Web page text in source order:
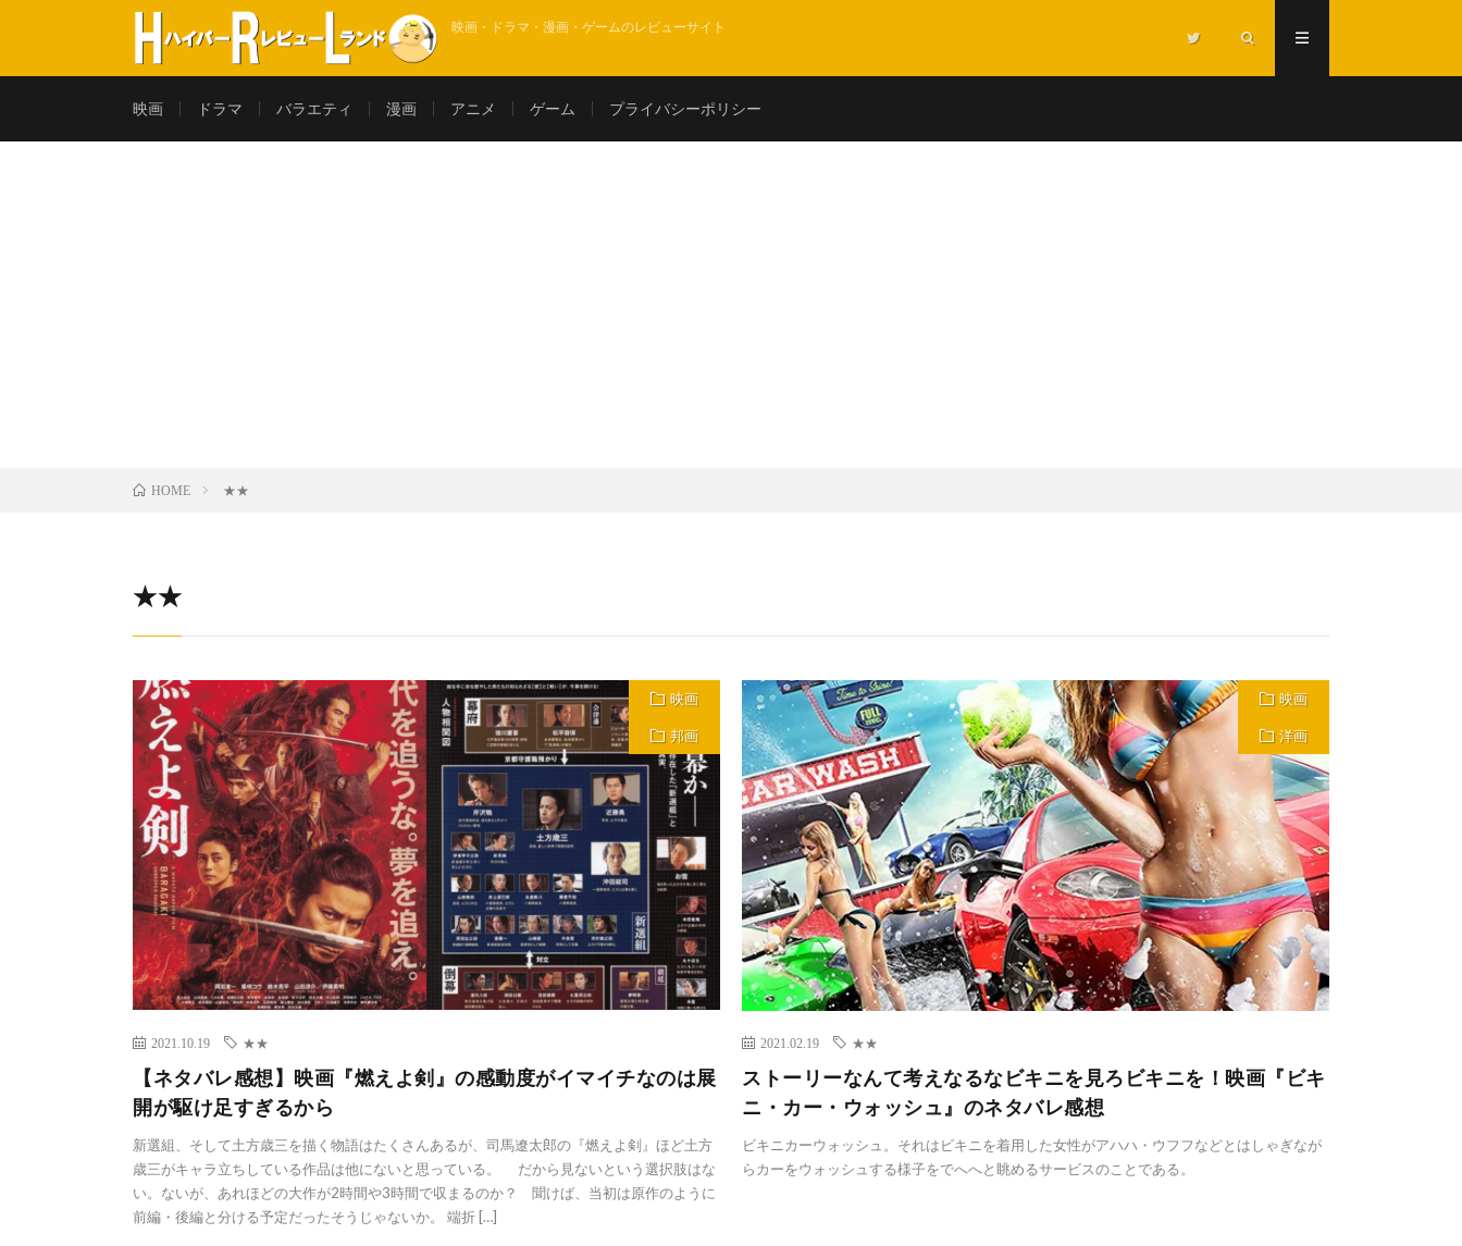
映画・ドラマ・漫画・ゲームのレビューサイト
映画 ドラマ バラエティ 漫画 アニメ ゲーム プライバシーポリシー
HOME ★★
★★
映画
邦画
2021.10.19 ★★
【ネタバレ感想】映画『燃えよ剣』の感動度がイマイチなのは展
開が駆け足すぎるから
新選組、そして土方歳三を描く物語はたくさんあるが、司馬遼太郎の『燃えよ剣』ほど土方
歳三がキャラ立ちしている作品は他にないと思っている。 だから見ないという選択肢はな
い。ないが、あれほどの大作が2時間や3時間で収まるのか？ 聞けば、当初は原作のように
前編・後編と分ける予定だったそうじゃないか。 端折 […]
映画
洋画
2021.02.19 ★★
ストーリーなんて考えなるなビキニを見ろビキニを！映画『ビキ
ニ・カー・ウォッシュ』のネタバレ感想
ビキニカーウォッシュ。それはビキニを着用した女性がアハハ・ウフフなどとはしゃぎなが
らカーをウォッシュする様子をでへへと眺めるサービスのことである。